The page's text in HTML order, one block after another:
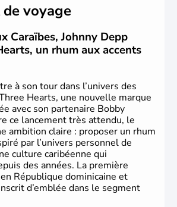
Elle trouve l'origine de son nom
des habitants de la capitale de l'île
République Dominicaine est déclarée
février 1944 et la 1ère constitution
de la même année. C'est
des îles les plus touristiques des
voyage
Caraïbes, Johnny Depp
un rhum aux accents
à son tour dans l’univers des
Hearts, une nouvelle marque
avec son partenaire Bobby
ce lancement très attendu, le
ambition claire : proposer un rhum
par l’univers personnel de
culture caribéenne qui
des années. La première
République dominicaine et
d’emblée dans le segment